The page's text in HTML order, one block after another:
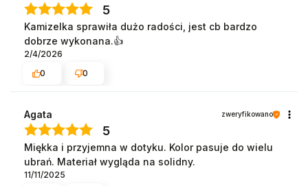
5
Kamizelka sprawiła dużo radości, jest cb bardzo
dobrze wykonana.👍️
2/4/2026
0
0
Agata zweryfikowano
5
Miękka i przyjemna w dotyku. Kolor pasuje do wielu
ubrań. Materiał wygląda na solidny.
11/11/2025